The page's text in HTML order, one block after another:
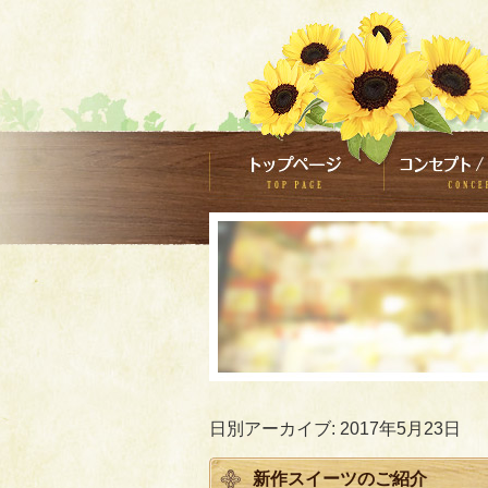
日別アーカイブ: 2017年5月23日
新作スイーツのご紹介